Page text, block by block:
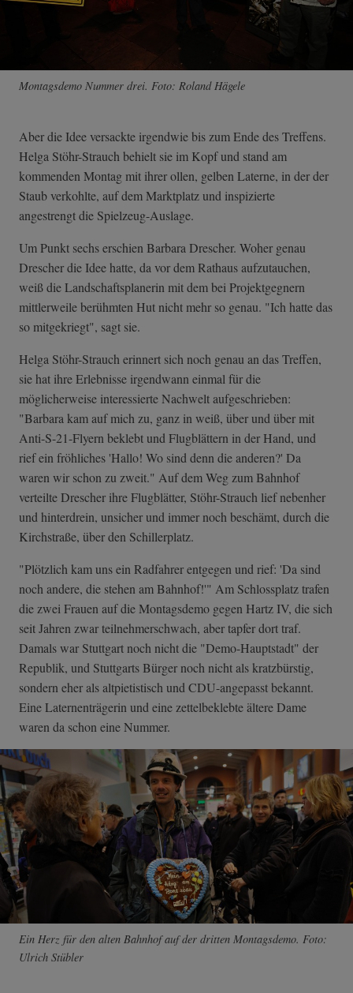
Montagsdemo Nummer drei. Foto: Roland Hägele
Aber die Idee versackte irgendwie bis zum Ende des Treffens.
Helga Stöhr-Strauch behielt sie im Kopf und stand am
kommenden Montag mit ihrer ollen, gelben Laterne, in der der
Staub verkohlte, auf dem Marktplatz und inspizierte
angestrengt die Spielzeug-Auslage.
Um Punkt sechs erschien Barbara Drescher. Woher genau
Drescher die Idee hatte, da vor dem Rathaus aufzutauchen,
weiß die Landschaftsplanerin mit dem bei Projektgegnern
mittlerweile berühmten Hut nicht mehr so genau. "Ich hatte das
so mitgekriegt", sagt sie.
Helga Stöhr-Strauch erinnert sich noch genau an das Treffen,
sie hat ihre Erlebnisse irgendwann einmal für die
möglicherweise interessierte Nachwelt aufgeschrieben:
"Barbara kam auf mich zu, ganz in weiß, über und über mit
Anti-S-21-Flyern beklebt und Flugblättern in der Hand, und
rief ein fröhliches 'Hallo! Wo sind denn die anderen?' Da
waren wir schon zu zweit." Auf dem Weg zum Bahnhof
verteilte Drescher ihre Flugblätter, Stöhr-Strauch lief nebenher
und hinterdrein, unsicher und immer noch beschämt, durch die
Kirchstraße, über den Schillerplatz.
"Plötzlich kam uns ein Radfahrer entgegen und rief: 'Da sind
noch andere, die stehen am Bahnhof!'" Am Schlossplatz trafen
die zwei Frauen auf die Montagsdemo gegen Hartz IV, die sich
seit Jahren zwar teilnehmerschwach, aber tapfer dort traf.
Damals war Stuttgart noch nicht die "Demo-Hauptstadt" der
Republik, und Stuttgarts Bürger noch nicht als kratzbürstig,
sondern eher als altpietistisch und CDU-angepasst bekannt.
Eine Laternenträgerin und eine zettelbeklebte ältere Dame
waren da schon eine Nummer.
Ein Herz für den alten Bahnhof auf der dritten Montagsdemo. Foto:
Ulrich Stübler